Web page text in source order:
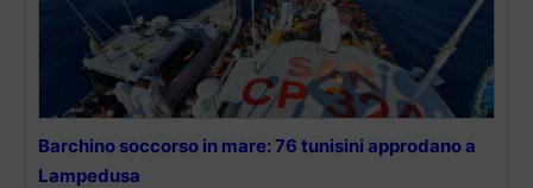
Barchino soccorso in mare: 76 tunisini approdano a
Lampedusa